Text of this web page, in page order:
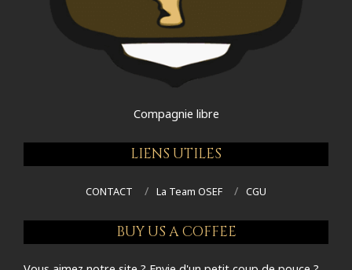
Compagnie libre
LIENS UTILES
CONTACT La Team OSEF CGU
BUY US A COFFEE